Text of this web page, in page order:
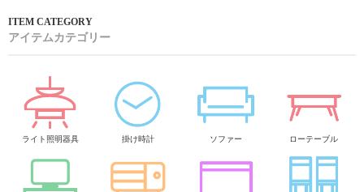
アイテムカテゴリー
ライト照明器具 掛け時計 ソファー ローテーブル